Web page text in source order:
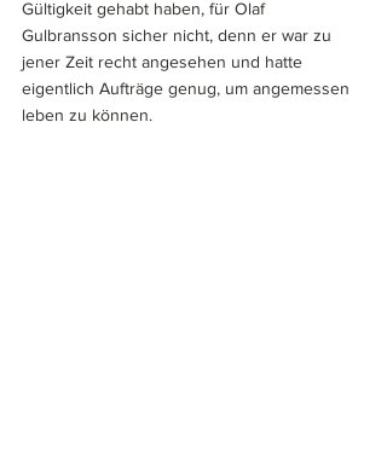
Gültigkeit gehabt haben, für Olaf
Gulbransson sicher nicht, denn er war zu
jener Zeit recht angesehen und hatte
eigentlich Aufträge genug, um angemessen
leben zu können.